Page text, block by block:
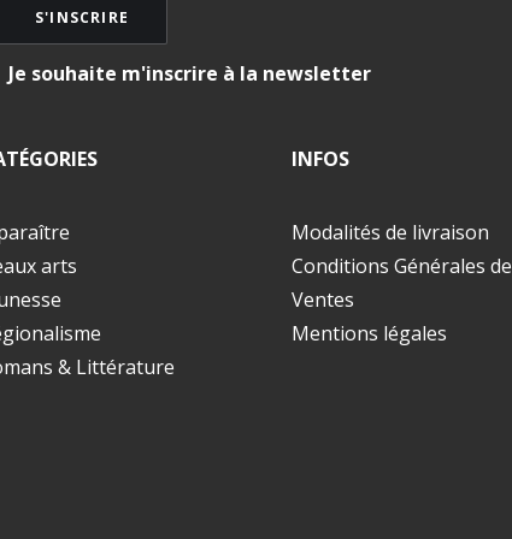
Je souhaite m'inscrire à la newsletter
arts
& Littérature
INFOS
Modalités de livraison
Conditions Générales de
Ventes
Mentions légales